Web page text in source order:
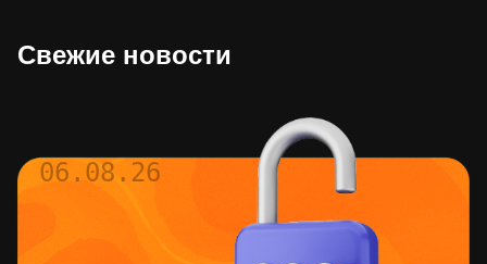
Свежие новости
06.08.26